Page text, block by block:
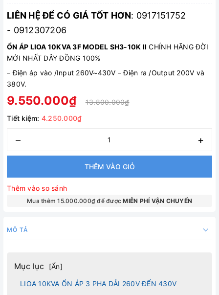
LIÊN HỆ ĐỂ CÓ GIÁ TỐT HƠN: 0917151752
- 0912307206
ỔN ÁP LIOA 10KVA 3F MODEL SH3-10K II CHÍNH HÃNG ĐỜI
MỚI NHẤT DÂY ĐỒNG 100%
–Điện áp vào /Input 260V~430V –Điện ra /Output 200V và
380V.
9.550.000₫
13.800.000₫
Tiết kiệm: 4.250.000₫
– +
THÊM VÀO GIỎ
Thêm vào so sánh
Mua thêm 15.000.000₫ để đượcMIỄN PHÍ VẬN CHUYỂN
MÔ TẢ
Mục lục [Ẩn]
LIOA 10KVA ỔN ÁP 3 PHA DẢI 260V ĐẾN 430V